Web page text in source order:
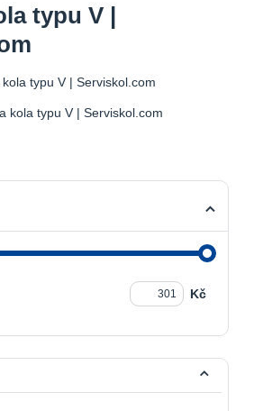
typu V |
kola typu V | Serviskol.com
Kč